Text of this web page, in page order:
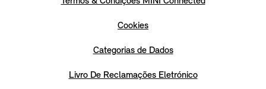
Cookies
Categorias de Dados
Livro De Reclamações Eletrónico